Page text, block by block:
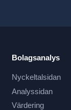
Bolagsanalys
Nyckeltalsidan
Analyssidan
Värdering